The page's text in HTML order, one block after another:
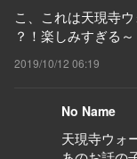
こ、これは天現寺
？！楽しみすぎる～
2019/10/12 06:19
No Name
天現寺ウォ